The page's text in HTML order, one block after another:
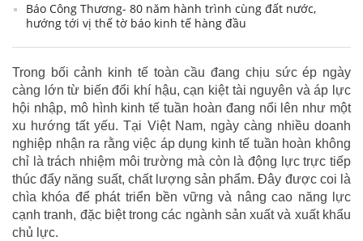
Báo Công Thương- 80 năm hành trình cùng đất nước,
hướng tới vị thế tờ báo kinh tế hàng đầu
Trong bối cảnh kinh tế toàn cầu đang chịu sức ép ngày
càng lớn từ biến đổi khí hậu, cạn kiệt tài nguyên và áp lực
hội nhập, mô hình kinh tế tuần hoàn đang nổi lên như một
xu hướng tất yếu. Tại Việt Nam, ngày càng nhiều doanh
nghiệp nhận ra rằng việc áp dụng kinh tế tuần hoàn không
chỉ là trách nhiệm môi trường mà còn là động lực trực tiếp
thúc đẩy năng suất, chất lượng sản phẩm. Đây được coi là
chìa khóa để phát triển bền vững và nâng cao năng lực
cạnh tranh, đặc biệt trong các ngành sản xuất và xuất khẩu
chủ lực.